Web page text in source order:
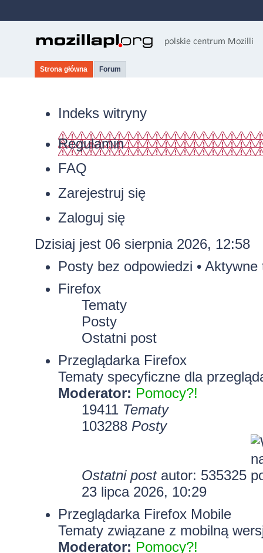
Strona główna Forum
Indeks witryny
Regulamin
FAQ
Zarejestruj się
Zaloguj się
Dzisiaj jest 06 sierpnia 2026, 12:58
Posty bez odpowiedzi • Aktywne
Firefox
Tematy
Posty
Ostatni post
Przeglądarka Firefox
Tematy specyficzne dla
Moderator: Pomocy?!
19411 Tematy
103288 Posty
Ostatni postautor: 535325
23 lipca 2026, 10:29
Przeglądarka Firefox Mobile
Tematy związane z mobilną
Moderator: Pomocy?!